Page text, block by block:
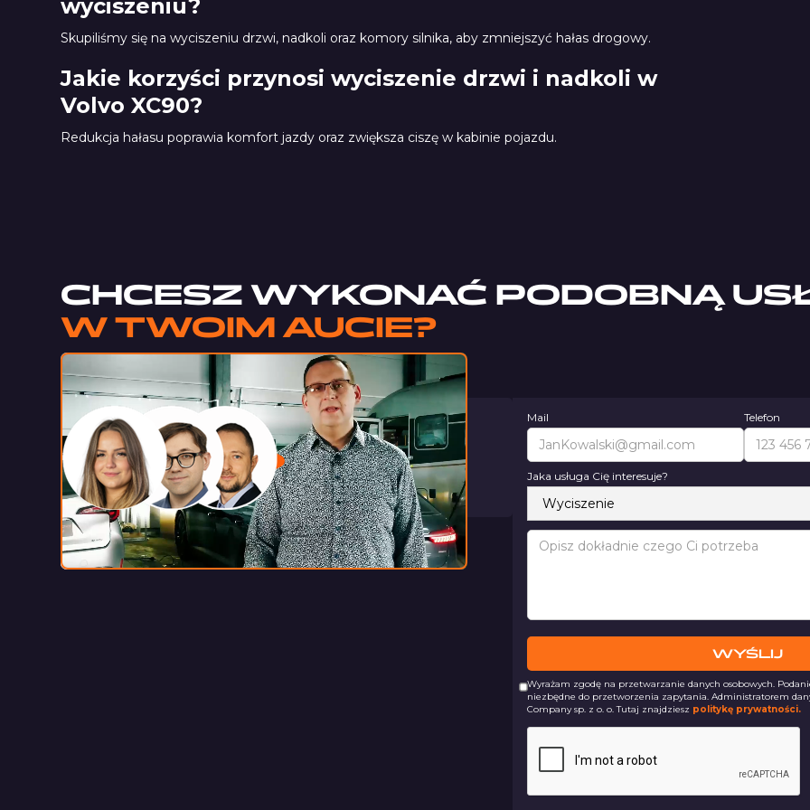
wyciszeniu?
Skupiliśmy się na wyciszeniu drzwi, nadkoli oraz komory silnika, aby zmniejszyć hałas drogowy.
Jakie korzyści przynosi wyciszenie drzwi i nadkoli w
Volvo XC90?
Redukcja hałasu poprawia komfort jazdy oraz zwiększa ciszę w kabinie pojazdu.
CHCESZ WYKONAĆ PODOBNĄ
W TWOIM AUCIE?
Oddzwonimy
w 5 minut
+48 510 055 981
Mail Telefon
Jaka usługa Cię interesuje?
Wyrażam zgodę na przetwarzanie danych osobowych.
niezbędne do przetworzenia zapytania. Administratorem
Company sp. z o. o. Tutaj znajdziesz politykę prywatności.